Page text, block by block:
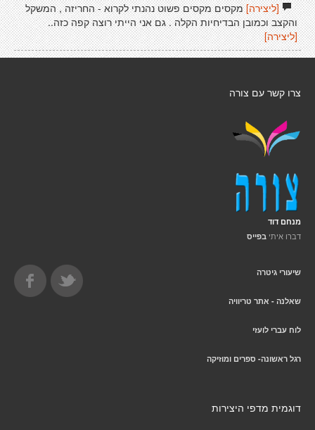
[ליצירה]מקסים מקסים פשוט נהנתי לקרוא - החריזה , המשקל
והקצב וכמובן הבדיחיות הקלה . גם אני הייתי רוצה קפה כזה..
[ליצירה]
צרו קשר עם צורה
מנחם דוד
דברו איתי בפייס
שיעורי גיטרה
שאלנה - אתר טריוויה
לוח עברי לועזי
רגל ראשונה- ספרים ומוזיקה
דוגמית מדפי היצירות